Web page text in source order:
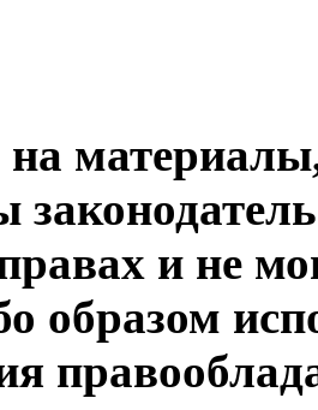
на
и не
образом